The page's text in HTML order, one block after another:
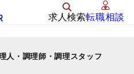
求人検索転職相談
人・調理師・調理スタッフ